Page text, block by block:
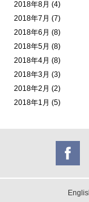
2018年8月 (4)
2018年7月 (7)
2018年6月 (8)
2018年5月 (8)
2018年4月 (8)
2018年3月 (3)
2018年2月 (2)
2018年1月 (5)